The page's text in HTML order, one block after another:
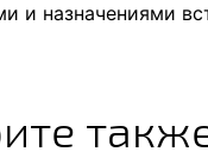
и назначениями